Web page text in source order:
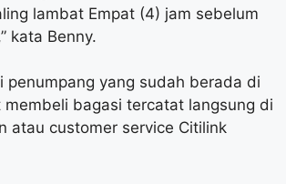
lambat Empat (4) jam sebelum
kata Benny.
penumpang yang sudah berada di
bagasi tercatat langsung di
atau customer service Citilink